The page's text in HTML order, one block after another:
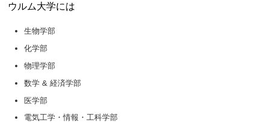
ウルム大学には
生物学部
化学部
物理学部
数学 & 経済学部
医学部
電気工学・情報・工科学部